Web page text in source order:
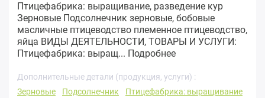
Птицефабрика: выращивание, разведение кур
Зерновые Подсолнечник зерновые, бобовые
масличные птицеводство племенное птицеводство,
яйца ВИДЫ ДЕЯТЕЛЬНОСТИ, ТОВАРЫ И УСЛУГИ:
Птицефабрика: выращ... Подробнее
Дополнительные детали (продукция, услуги) :
Зерновые
Подсолнечник
Птицефабрика: выращивание